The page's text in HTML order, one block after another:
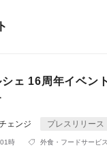
ェ 16周年イベン
ェンジ プレスリリース
時 外食・フードサービス